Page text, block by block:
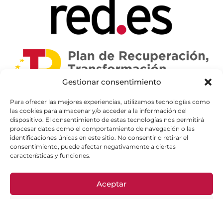
Gestionar consentimiento
Para ofrecer las mejores experiencias, utilizamos tecnologías como
las cookies para almacenar y/o acceder a la información del
dispositivo. El consentimiento de estas tecnologías nos permitirá
procesar datos como el comportamiento de navegación o las
identificaciones únicas en este sitio. No consentir o retirar el
consentimiento, puede afectar negativamente a ciertas
características y funciones.
Aceptar